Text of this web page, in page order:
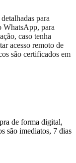
para
WhatsApp, para
caso tenha
acesso remoto de
são certificados em
de forma digital,
são imediatos, 7 dias